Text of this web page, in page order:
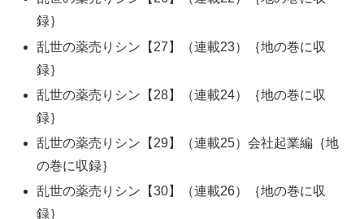
録｝
乱世の薬売りシン【27】（連載23）｛地の巻に収
録｝
乱世の薬売りシン【28】（連載24）｛地の巻に収
録｝
乱世の薬売りシン【29】（連載25）会社起業編｛地
の巻に収録｝
乱世の薬売りシン【30】（連載26）｛地の巻に収
録｝